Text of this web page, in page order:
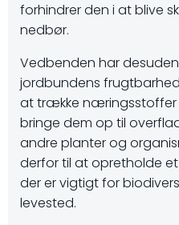
forhindrer den i at blive
nedbør.
Vedbenden har
jordbundens
at trække næringsstoffer
bringe dem op til
andre planter og
derfor til at opretholde
der er vigtigt for
levested.